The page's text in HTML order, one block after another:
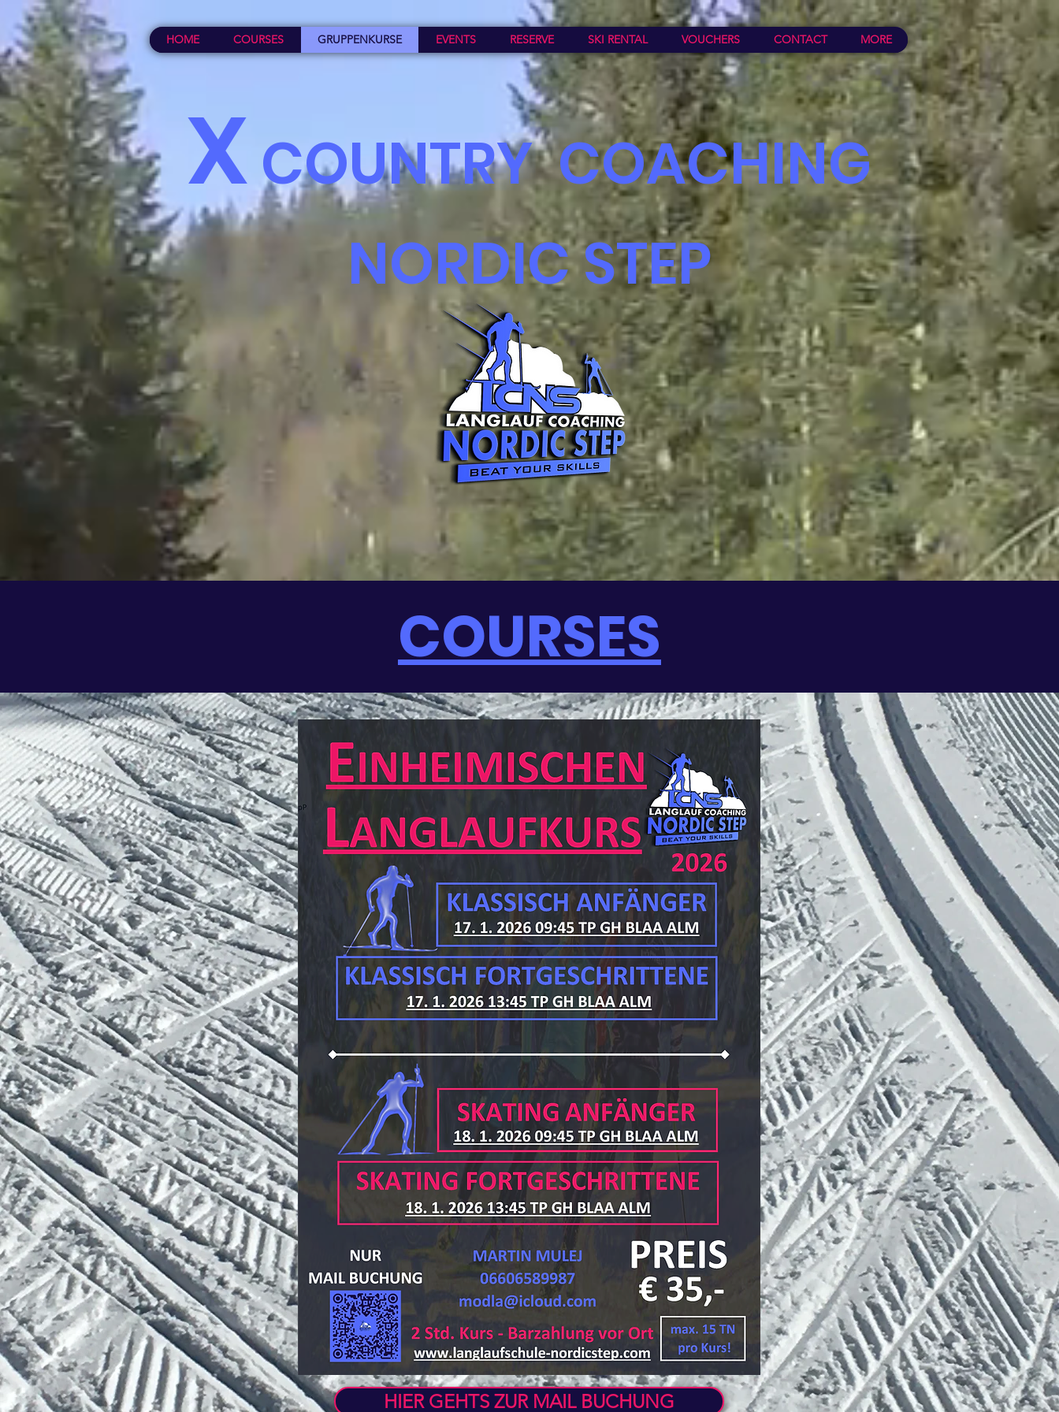
HOME COURSES GRUPPENKURSE EVENTS RESERVE SKI RENTAL VOUCHERS CONTACT MORE
XCOUNTRY COACHING
NORDIC STEP
COURSES
HIER GEHTS ZUR MAIL BUCHUNG